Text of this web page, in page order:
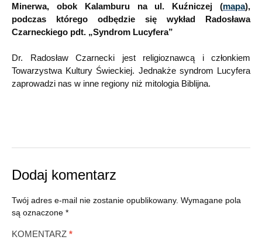
Minerwa, obok Kalamburu na ul. Kuźniczej (mapa),
podczas którego odbędzie się wykład Radosława
Czarneckiego pdt. „Syndrom Lucyfera”
Dr. Radosław Czarnecki jest religioznawcą i członkiem
Towarzystwa Kultury Świeckiej. Jednakże syndrom Lucyfera
zaprowadzi nas w inne regiony niż mitologia Biblijna.
Dodaj komentarz
Twój adres e-mail nie zostanie opublikowany. Wymagane pola
są oznaczone *
KOMENTARZ *